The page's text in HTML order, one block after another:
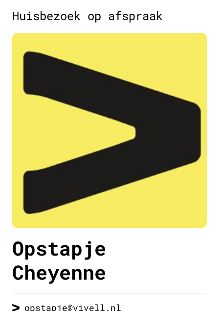
Huisbezoek op afspraak
Opstapje
Cheyenne
opstapje@vivell.nl